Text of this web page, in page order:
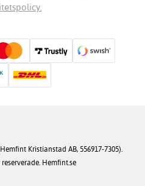
Kristianstad AB, 556917-7305).
Hemfint.se